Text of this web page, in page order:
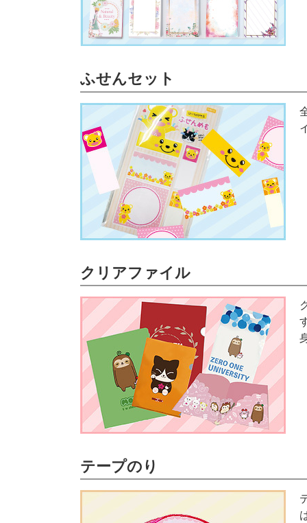
ふせんセット
クリアファイル
テープのり